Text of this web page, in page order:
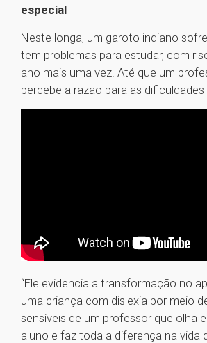
especial
Neste longa, um garoto indiano
tem problemas para estudar, com
ano mais uma vez. Até que um
percebe a razão para as dificuldades
“Ele evidencia a transformação no
uma criança com dislexia por meio
sensíveis de um professor que olha
aluno e faz toda a diferença na vida